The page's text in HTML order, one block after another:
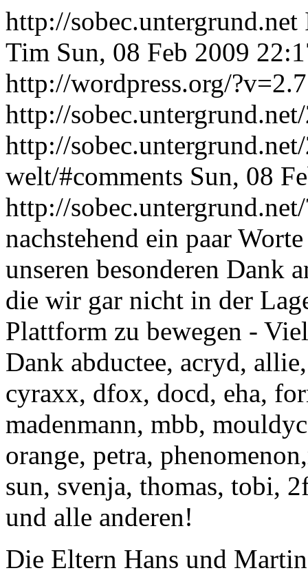
http://sobec.untergrund.net
Tim Sun, 08 Feb 2009
http://wordpress.org/?v=2.7
http://
http://
welt/#comments Sun, 08
http://
nachstehend ein paar
unseren besonderen Dank
die wir gar nicht in der
Plattform zu bewegen -
Dank abductee, acryd,
cyraxx, dfox, docd, eha,
madenmann, mbb,
orange, petra,
sun, svenja, thomas, tobi,
und alle anderen!
Die Eltern Hans und